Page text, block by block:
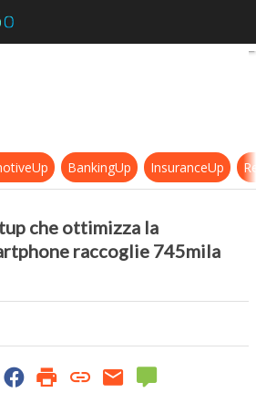
Mapendo, la startup che
BankingUp InsuranceUp
che ottimizza la
raccoglie 745mila